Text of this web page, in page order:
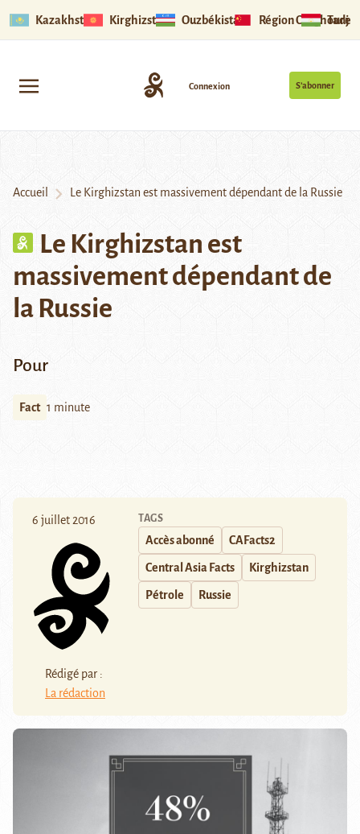
Kazakhstan Kirghizstan Ouzbékistan Région Ouïghoure
S’abonner
Connexion
Accueil Le Kirghizstan est massivement dépendant de la Russie
Le Kirghizstan est
massivement dépendant de
la Russie
Pour
Fact 1 minute
6 juillet 2016
Rédigé par :
La rédaction
TAGS
Accès abonné CAFacts2
Central Asia Facts Kirghizstan
Pétrole Russie